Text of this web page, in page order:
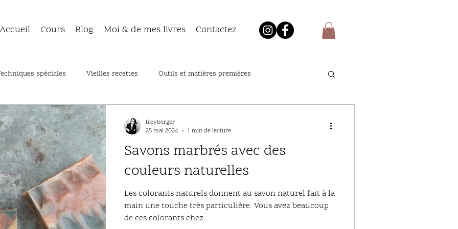
Accueil Cours Blog Moi & de mes livres Contactez
spéciales Vieilles recettes Outils et matières premières
courants - Dépannage Les 25 recettes
Savons marbrés avec des
couleurs naturelles
Les colorants naturels donnent au savon naturel fait à la
main une touche très particulière. Vous avez beaucoup
de ces colorants chez...
freyberger
25 mai 2024
1 min de lecture